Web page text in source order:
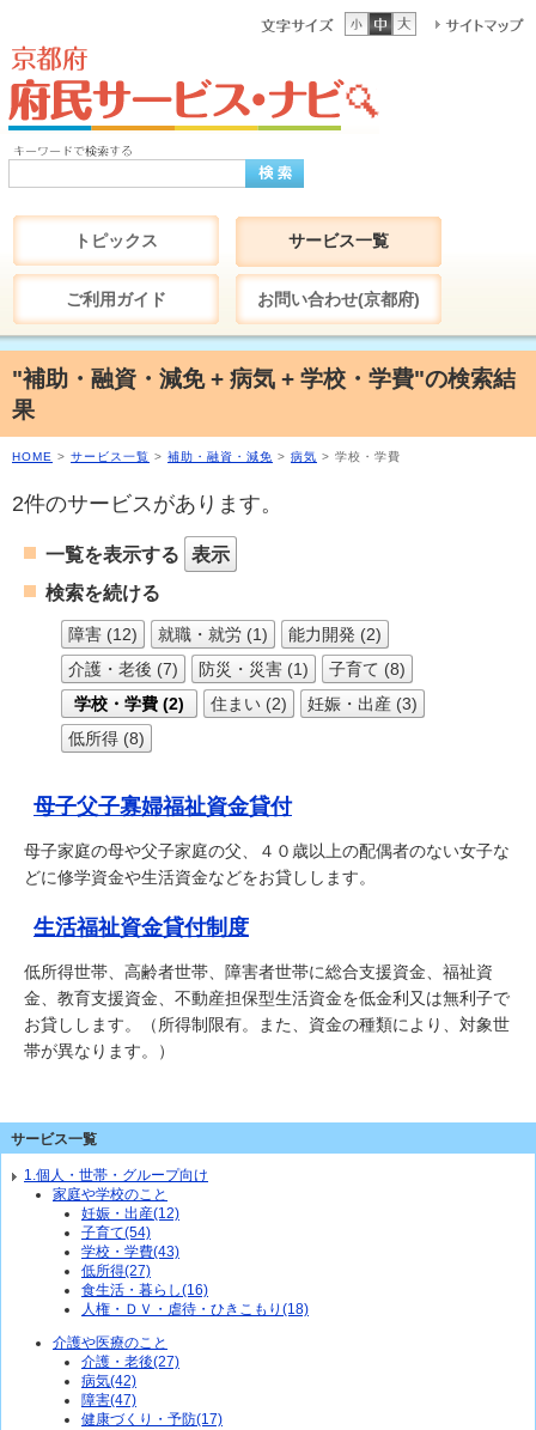
トピックス サービス一覧
ご利用ガイド お問い合わせ(京都府)
"補助・融資・減免 + 病気 + 学校・学費"の検索結
果
HOME > サービス一覧 > 補助・融資・減免 > 病気 > 学校・学費
2件のサービスがあります。
一覧を表示する
表示
検索を続ける
障害 (12) 就職・就労 (1)
能力開発 (2)
介護・老後 (7)
防災・災害 (1)
子育て (8)
学校・学費 (2)
住まい (2)
妊娠・出産 (3)
低所得 (8)
母子父子寡婦福祉資金貸付
母子家庭の母や父子家庭の父、４０歳以上の配偶者のない女子な
どに修学資金や生活資金などをお貸しします。
生活福祉資金貸付制度
低所得世帯、高齢者世帯、障害者世帯に総合支援資金、福祉資
金、教育支援資金、不動産担保型生活資金を低金利又は無利子で
お貸しします。（所得制限有。また、資金の種類により、対象世
帯が異なります。）
サービス一覧
1.個人・世帯・グループ向け
家庭や学校のこと
妊娠・出産(12)
子育て(54)
学校・学費(43)
低所得(27)
食生活・暮らし(16)
人権・ＤＶ・虐待・ひきこもり(18)
介護や医療のこと
介護・老後(27)
病気(42)
障害(47)
健康づくり・予防(17)